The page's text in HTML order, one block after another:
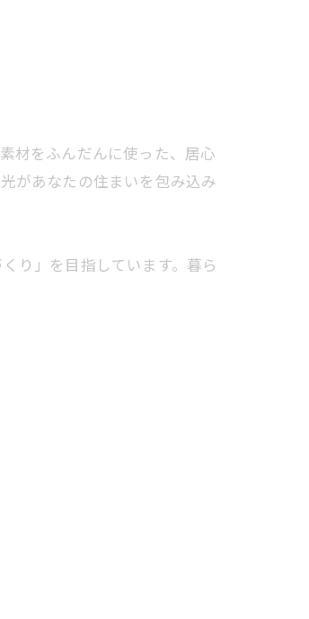
材をふんだんに使った、居心
があなたの住まいを包み込み
り」を目指しています。暮ら